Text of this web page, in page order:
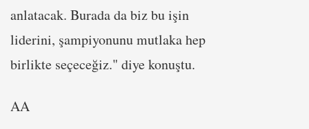
anlatacak. Burada da biz bu işin
liderini, şampiyonunu mutlaka hep
birlikte seçeceğiz." diye konuştu.
AA